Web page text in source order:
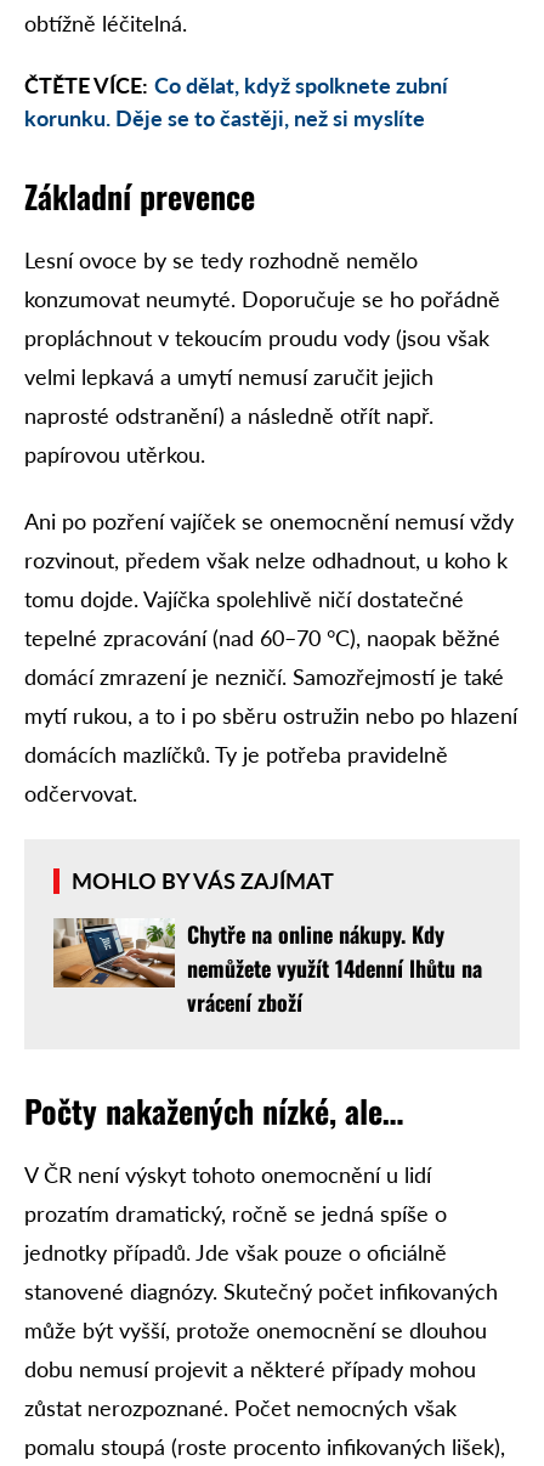
obtížně léčitelná.
ČTĚTE VÍCE: Co dělat, když spolknete zubní
korunku. Děje se to častěji, než si myslíte
Základní prevence
Lesní ovoce by se tedy rozhodně nemělo
konzumovat neumyté. Doporučuje se ho pořádně
propláchnout v tekoucím proudu vody (jsou však
velmi lepkavá a umytí nemusí zaručit jejich
naprosté odstranění) a následně otřít např.
papírovou utěrkou.
Ani po pozření vajíček se onemocnění nemusí vždy
rozvinout, předem však nelze odhadnout, u koho k
tomu dojde. Vajíčka spolehlivě ničí dostatečné
tepelné zpracování (nad 60–70 °C), naopak běžné
domácí zmrazení je nezničí. Samozřejmostí je také
mytí rukou, a to i po sběru ostružin nebo po hlazení
domácích mazlíčků. Ty je potřeba pravidelně
odčervovat.
MOHLO BY VÁS ZAJÍMAT
Chytře na online nákupy. Kdy
nemůžete využít 14denní lhůtu na
vrácení zboží
Počty nakažených nízké, ale…
V ČR není výskyt tohoto onemocnění u lidí
prozatím dramatický, ročně se jedná spíše o
jednotky případů. Jde však pouze o oficiálně
stanovené diagnózy. Skutečný počet infikovaných
může být vyšší, protože onemocnění se dlouhou
dobu nemusí projevit a některé případy mohou
zůstat nerozpoznané. Počet nemocných však
pomalu stoupá (roste procento infikovaných lišek),